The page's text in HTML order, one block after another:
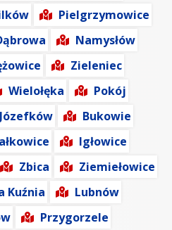
Pielgrzymowice
Namysłów
Zieleniec
Wielołęka
Pokój
Józefków
Bukowie
Igłowice
Zbica
Ziemiełowice
Kuźnia
Lubnów
Przygorzele